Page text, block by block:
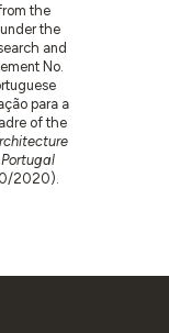
the
the
and
No.
para a
of the
2020).